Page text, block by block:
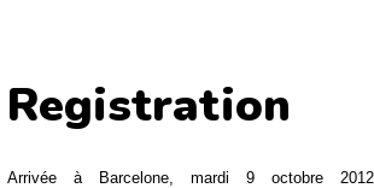
Registration
Arrivée à Barcelone, mardi 9 octobre 2012.